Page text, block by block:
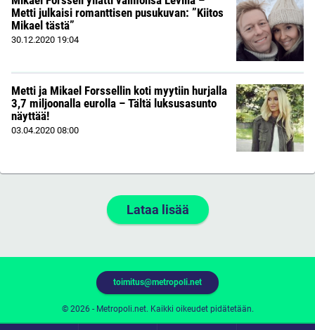
Metti julkaisi romanttisen pusukuvan: ”Kiitos
Mikael tästä”
30.12.2020 19:04
Metti ja Mikael Forssellin koti myytiin hurjalla
3,7 miljoonalla eurolla – Tältä luksusasunto
näyttää!
03.04.2020 08:00
Lataa lisää
© 2026 - Metropoli.net. Kaikki oikeudet pidätetään.
toimitus@metropoli.net